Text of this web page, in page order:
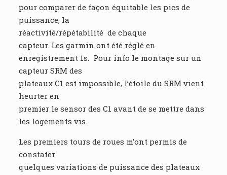
pour comparer de façon équitable les pics de
puissance, la
réactivité/répétabilité de chaque
capteur. Les garmin ont été réglé en
enregistrement 1s. Pour info le montage sur un
capteur SRM des
plateaux C1 est impossible, l’étoile du SRM vient
heurter en
premier le sensor des C1 avant de se mettre dans
les logements vis.
Les premiers tours de roues m’ont permis de
constater
quelques variations de puissance des plateaux